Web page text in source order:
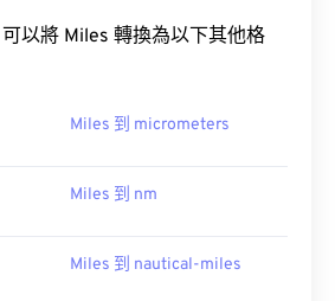
以將 Miles 轉換為以下其他格
Miles 到 micrometers
Miles 到 nm
Miles 到 nautical-miles